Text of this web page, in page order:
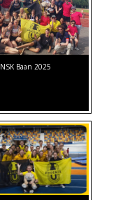
NSK Baan 2025